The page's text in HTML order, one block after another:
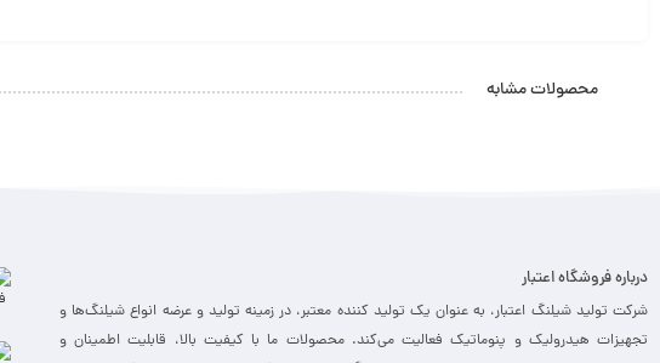
محصولات مشابه
درباره فروشگاه اعتبار
شرکت تولید شیلنگ اعتبار، به عنوان یک تولید کننده معتبر، در زمینه تولید و عرضه انواع شیلنگ‌ها و
تجهیزات هیدرولیک و پنوماتیک فعالیت می‌کند. محصولات ما با کیفیت بالا، قابلیت اطمینان و